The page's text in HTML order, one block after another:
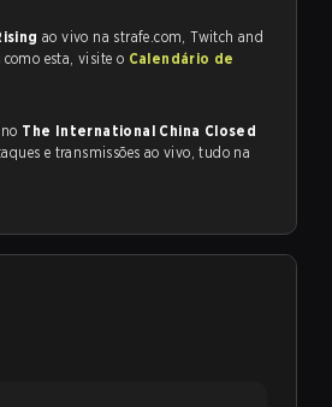
ao vivo na strafe.com, Twitch and
esta, visite o Calendário de
The International China Closed